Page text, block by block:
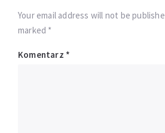
Your email address will not be
marked *
Komentarz *